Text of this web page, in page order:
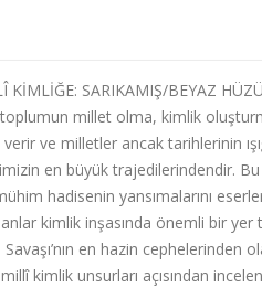
KİMLİĞE: SARIKAMIŞ/BEYAZ
millet olma, kimlik
ve milletler ancak tarihlerinin
en büyük trajedilerindendir.
hadisenin yansımalarını
kimlik inşasında önemli bir
en hazin cephelerinden
kimlik unsurları açısından